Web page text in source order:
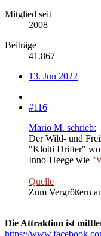
Mitglied seit
2008
Beiträge
41.867
13. Jun 2022
#116
Mario M. schrieb:
Der Wild- und
"Klotti Drifter"
Inno-Heege wie
Quelle
Zum Vergrößern
Die Attraktion ist
https://